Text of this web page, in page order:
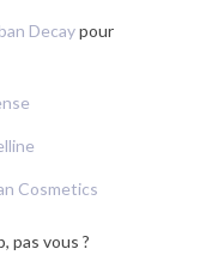
Decaypour
Cosmetics
pas vous ?